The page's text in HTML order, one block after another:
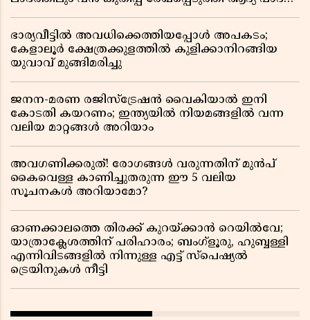
ഭാര്യവീട്ടിൽ അവധിക്കെത്തിയപ്പോൾ അപകടം;
കേളാലൂർ ക്ഷേത്രക്കുളത്തിൽ കുളിക്കാനിറങ്ങിയ
യുവാവ് മുങ്ങിമരിച്ചു
ജനന-മരണ രജിസ്ട്രേഷൻ വൈകിയാൽ ഇനി
കോടതി കയറണം; ഇന്ത്യയിൽ നിയമങ്ങളിൽ വന്ന
വലിയ മാറ്റങ്ങൾ അറിയാം
അവഗണിക്കരുത്! രോഗങ്ങൾ വരുന്നതിന് മുൻപ്
കൈവെള്ള കാണിച്ചുതരുന്ന ഈ 5 വലിയ
സൂചനകൾ അറിയാമോ?
ഓണക്കാലത്തെ തിരക്ക് കുറയ്ക്കാൻ റെയിൽവേ;
യാത്രാക്ലേശത്തിന് പരിഹാരം; ബംഗ്ളൂരു, ഹുബ്ബള്ളി
എന്നിവിടങ്ങളിൽ നിന്നുള്ള എട്ട് സ്പെഷ്യൽ
ട്രെയിനുകൾ നീട്ടി